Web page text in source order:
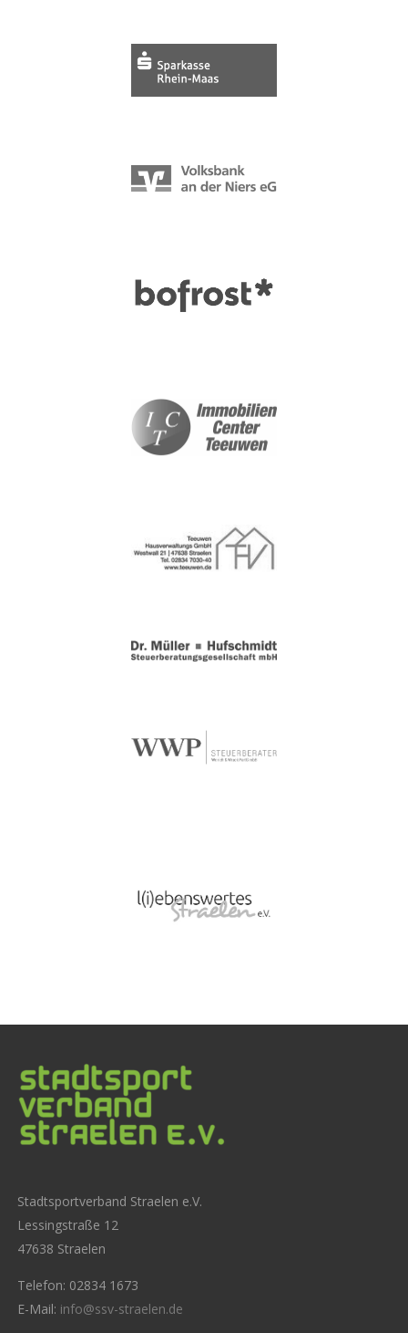
Stadtsportverband Straelen e.V.
Lessingstraße 12
47638 Straelen
Telefon: 02834 1673
E-Mail: info@ssv-straelen.de